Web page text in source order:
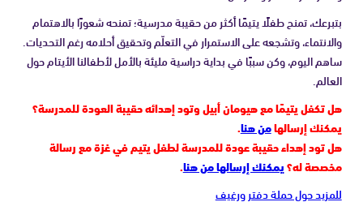
بتبرعك، تمنح طفلًا يتيمًا أكثر من حقيبة مدرسية؛ تمنحه شعورًا بالاهتمام
والانتماء، وتشجعه على الاستمرار في التعلّم وتحقيق أحلامه رغم التحديات.
ساهم اليوم، وكن سببًا في بداية دراسية مليئة بالأمل لأطفالنا الأيتام حول
العالم.
هل تكفل يتيمًا مع هيومان أبيل وتود إهدائه حقيبة العودة للمدرسة؟
يمكنك إرسالهامن هنا.
هل تود إهداء حقيبة عودة للمدرسة لطفل يتيم في غزة مع رسالة
مخصصة له؟يمكنك إرسالها من هنا.
للمزيد حول حملة دفتر ورغيف